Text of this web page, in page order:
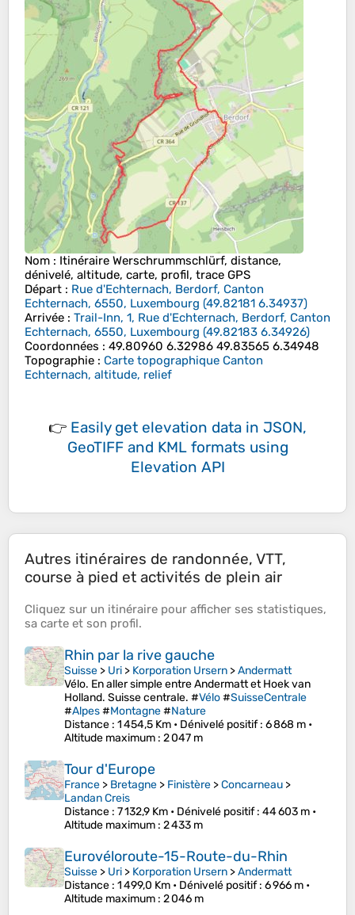
Nom : Itinéraire Werschrummschlürf, distance,
dénivelé, altitude, carte, profil, trace GPS
Départ : Rue d'Echternach, Berdorf, Canton
Echternach, 6550, Luxembourg (49.82181 6.34937)
Arrivée : Trail-Inn, 1, Rue d'Echternach, Berdorf, Canton
Echternach, 6550, Luxembourg (49.82183 6.34926)
Coordonnées : 49.80960 6.32986 49.83565 6.34948
Topographie : Carte topographique Canton
Echternach, altitude, relief
👉 Easily get elevation data in JSON,
GeoTIFF and KML formats using
Elevation API
Autres itinéraires de randonnée, VTT,
course à pied et activités de plein air
Cliquez sur un itinéraire pour afficher ses statistiques,
sa carte et son profil.
Rhin par la rive gauche
Suisse > Uri > Korporation Ursern >Andermatt
Vélo. En aller simple entre Andermatt et Hoek van
Holland. Suisse centrale. #Vélo#SuisseCentrale
#Alpes#Montagne#Nature
Distance : 1 454,5 Km • Dénivelé positif: 6 868 m •
Altitude maximum : 2 047 m
Tour d'Europe
France > Bretagne > Finistère >Concarneau >
Landan Creis
Distance : 7 132,9 Km • Dénivelé positif: 44 603 m •
Altitude maximum : 2 433 m
Eurovéloroute-15-Route-du-Rhin
Suisse > Uri > Korporation Ursern >Andermatt
Distance : 1 499,0 Km • Dénivelé positif: 6 966 m •
Altitude maximum : 2 046 m